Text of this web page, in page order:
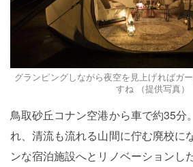
グランピングしながら夜空を見上げればガ
すね （提供写真）
鳥取砂丘コナン空港から車で約35分
れ、清流も流れる山間に佇む廃校に
ンな宿泊施設へとリノベーションし